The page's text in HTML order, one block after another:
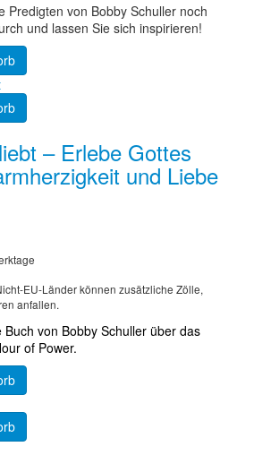
Predigten von Bobby Schuller noch
und lassen Sie sich inspirieren!
– Erlebe Gottes
und Liebe
EU-Länder können zusätzliche Zölle,
anfallen.
Buch von Bobby Schuller über das
of Power.